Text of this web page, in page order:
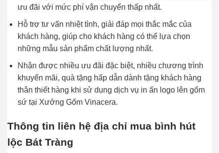
ưu đãi với mức phí vận chuyển thấp nhất.
Hỗ trợ tư vấn nhiệt tình, giải đáp mọi thắc mắc của
khách hàng, giúp cho khách hàng có thể lựa chọn
những mẫu sản phẩm chất lượng nhất.
Nhận được nhiều ưu đãi đặc biệt, nhiều chương trình
khuyến mãi, quà tặng hấp dẫn dành tặng khách hàng
thân thiết hàng khi sử dụng dịch vụ in ấn logo lên gốm
sứ tại Xưởng Gốm Vinacera.
Thông tin liên hệ địa chỉ mua bình hút
lộc Bát Tràng